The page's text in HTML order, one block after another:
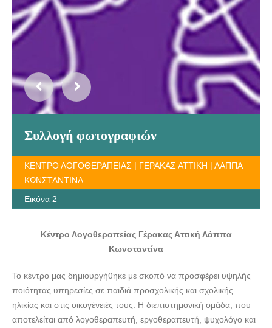
Συλλογή φωτογραφιών
ΚΕΝΤΡΟ ΛΟΓΟΘΕΡΑΠΕΙΑΣ | ΓΕΡΑΚΑΣ ΑΤΤΙΚΗ | ΛΑΠΠΑ
ΚΩΝΣΤΑΝΤΙΝΑ
Εικόνα 2
Κέντρο Λογοθεραπείας Γέρακας Αττική Λάππα
Κωνσταντίνα
Το κέντρο μας δημιουργήθηκε με σκοπό να προσφέρει υψηλής
ποιότητας υπηρεσίες σε παιδιά προσχολικής και σχολικής
ηλικίας και στις οικογένειές τους. Η διεπιστημονική ομάδα, που
αποτελείται από λογοθεραπευτή, εργοθεραπευτή, ψυχολόγο και